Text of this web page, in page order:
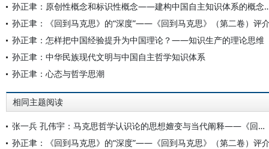
孙正聿：原创性概念和标识
孙正聿：《回到马克思》的“深度”——《回到马克思》（第二卷）评
孙正聿：怎样把中国经验提升为中国理论？——知识生产的理论思维
孙正聿：中华民族现代文明与中国自主哲学知识体系
孙正聿：心态与哲学思潮
相同主题阅读
张一兵 孔伟宇：马克思哲学认识论的思想嬗变与当代阐释——《回到马克思》第二卷访谈
孙正聿：《回到马克思》的“深度”——《回到马克思》（第二卷）评